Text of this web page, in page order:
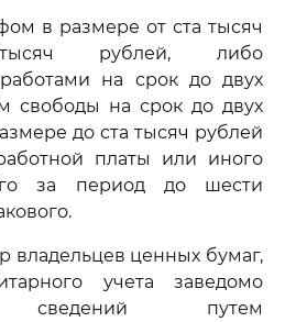
в размере от ста тысяч
рублей, либо
на срок до двух
свободы на срок до двух
до ста тысяч рублей
платы или иного
за период до шести
владельцев ценных бумаг,
учета заведомо
сведений путем